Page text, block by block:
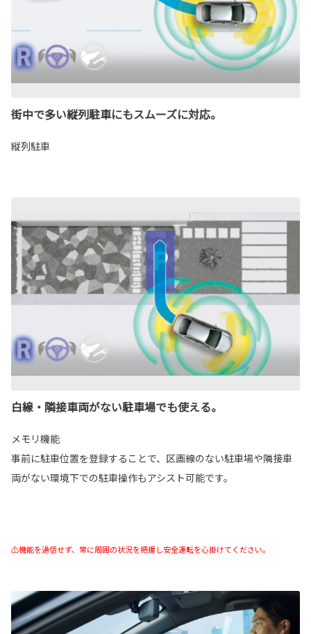
街中で多い縦列駐車にもスムーズに対応。
縦列駐車
白線・隣接車両がない駐車場でも使える。
メモリ機能
事前に駐車位置を登録することで、区画線のない駐車場や隣接車
両がない環境下での駐車操作もアシスト可能です。
⚠機能を過信せず、常に周囲の状況を把握し安全運転を心掛けてください。